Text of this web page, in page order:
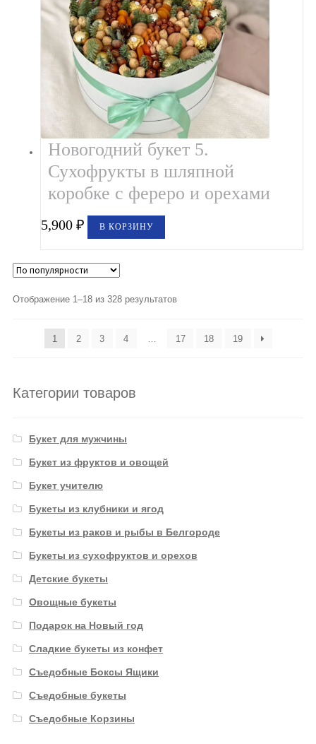
Новогодний букет 5.
Сухофрукты в шляпной
коробке с фереро и орехами
5,900₽ В КОРЗИНУ
Отображение 1–18 из 328 результатов
1 2 3 4 17 18 19
Категории товаров
Букет для мужчины
Букет из фруктов и овощей
Букет учителю
Букеты из клубники и ягод
Букеты из раков и рыбы в Белгороде
Букеты из сухофруктов и орехов
Детские букеты
Овощные букеты
Подарок на Новый год
Сладкие букеты из конфет
Съедобные Боксы Ящики
Съедобные букеты
Съедобные Корзины